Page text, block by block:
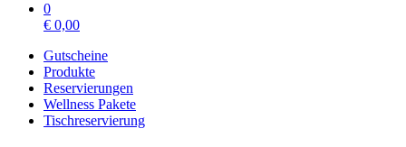
0
€ 0,00
Gutscheine
Produkte
Reservierungen
Wellness Pakete
Tischreservierung